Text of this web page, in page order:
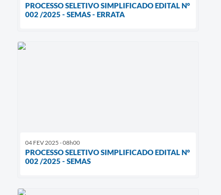
PROCESSO SELETIVO SIMPLIFICADO EDITAL N°
002 /2025 - SEMAS - ERRATA
04 FEV 2025 - 08h00
PROCESSO SELETIVO SIMPLIFICADO EDITAL N°
002 /2025 - SEMAS